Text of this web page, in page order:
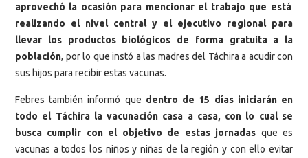
aprovechó la ocasión para mencionar el trabajo que está
realizando el nivel central y el ejecutivo regional para
llevar los productos biológicos de forma gratuita a la
población, por lo que instó a las madres del Táchira a acudir con
sus hijos para recibir estas vacunas.
Febres también informó que dentro de 15 días iniciarán en
todo el Táchira la vacunación casa a casa, con lo cual se
busca cumplir con el objetivo de estas jornadas que es
vacunas a todos los niños y niñas de la región y con ello evitar